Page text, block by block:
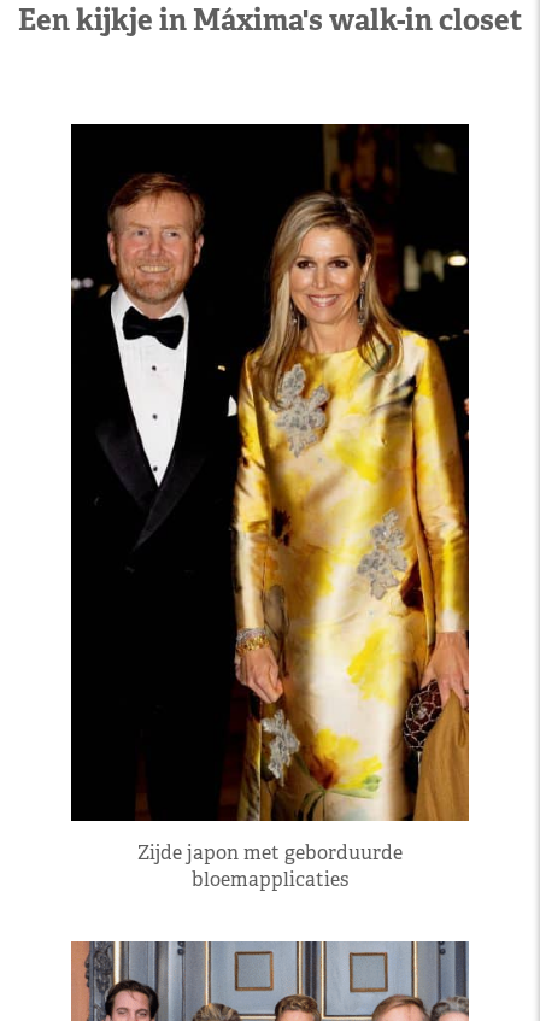
Een kijkje in Máxima's walk-in closet
Zijde japon met geborduurde
bloemapplicaties